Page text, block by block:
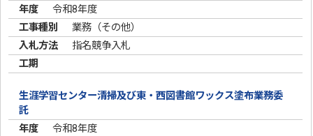
令和8年度
業務（その他）
指名競争入札
生涯学習センター清掃及び東・西図書館ワックス塗布業務委
託
令和8年度